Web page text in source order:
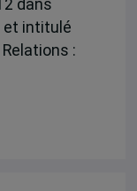
dans
et intitulé
: